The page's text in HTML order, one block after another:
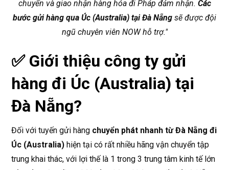
chuyển và giao nhận hàng hóa đi Pháp đảm nhận. Các
bước gửi hàng qua Úc (Australia) tại Đà Nẵng sẽ được đội
ngũ chuyên viên NOW hỗ trợ."
✅ Giới thiệu công ty gửi
hàng đi Úc (Australia) tại
Đà Nẵng?
Đối với tuyến gửi hàng chuyển phát nhanh từ Đà Nẵng đi
Úc (Australia) hiện tại có rất nhiều hãng vận chuyển tập
trung khai thác, với lợi thế là 1 trong 3 trung tâm kinh tế lớn